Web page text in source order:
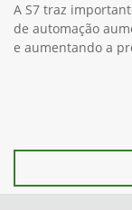
A S7 traz
de automação
e aumentando a